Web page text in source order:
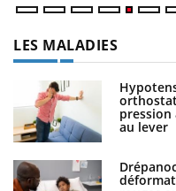
LES MALADIES
au lever